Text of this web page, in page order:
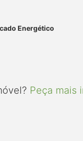
Energético
Peça mais